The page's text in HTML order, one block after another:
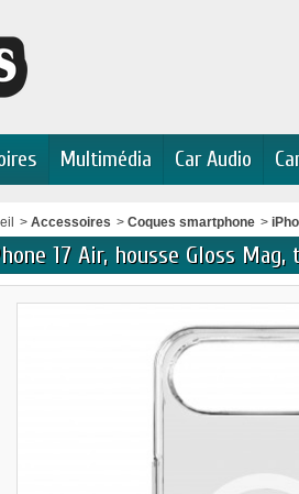
Multimédia Car Audio
> Accessoires > Coques smartphone >
17 Air, housse Gloss Mag,